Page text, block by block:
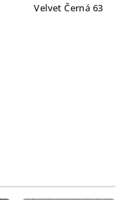
Velvet Černá 63